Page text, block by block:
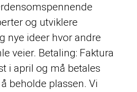
og utviklere
nye ideer hvor andre
veier. Betaling: Faktura
i april og må betales
beholde plassen. Vi